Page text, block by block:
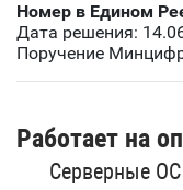
Номер в Едином
Дата решения:
Поручение
Работает на
Серверные ОС